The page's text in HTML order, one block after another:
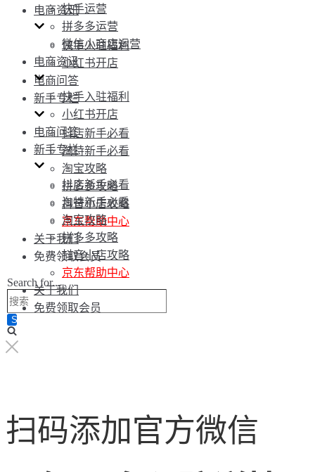
电商资讯
快手入驻福利
小红书开店
电商问答
新手专栏
抖店新手必看
淘特新手必看
淘宝攻略
拼多多攻略
抖音小店攻略
京东帮助中心
关于我们
免费领取会员
Search for...
快手运营
拼多多运营
微信小商店运营
电商资讯
快手入驻福利
小红书开店
电商问答
新手专栏
抖店新手必看
淘特新手必看
淘宝攻略
拼多多攻略
抖音小店攻略
京东帮助中心
关于我们
免费领取会员
扫码添加官方微信